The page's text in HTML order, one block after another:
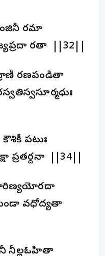
రమా
రతా ||32||
రణపండితా
పటుః
ప్రతర్దనా ||34||
వధోద్యతా
నీల్లఓహితా